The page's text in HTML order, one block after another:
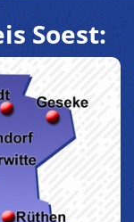
Soest: